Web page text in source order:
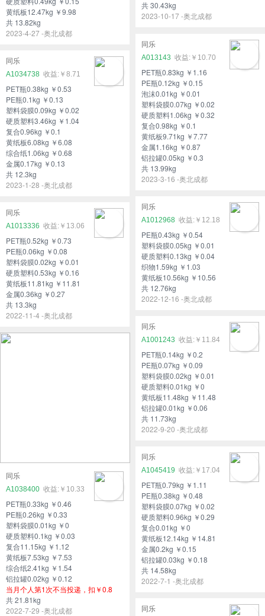
共 30.43kg
2023-10-17 -奥北成都
黄纸板12.47kg ￥9.98
共 13.82kg
2023-4-27 -奥北成都
同乐
A013143
￥10.70
PET瓶0.83kg ￥1.16
PE瓶0.12kg ￥0.15
泡沫0.01kg ￥0.01
塑料袋膜0.07kg ￥0.02
硬质塑料1.06kg ￥0.32
复合0.98kg ￥0.1
黄纸板9.71kg ￥7.77
金属1.16kg ￥0.87
铝拉罐0.05kg ￥0.3
共 13.99kg
2023-3-16 -奥北成都
同乐
A1034738
￥8.71
PET瓶0.38kg ￥0.53
PE瓶0.1kg ￥0.13
塑料袋膜0.09kg ￥0.02
硬质塑料3.46kg ￥1.04
复合0.96kg ￥0.1
黄纸板6.08kg ￥6.08
综合纸1.06kg ￥0.68
金属0.17kg ￥0.13
共 12.3kg
2023-1-28 -奥北成都
同乐
A1012968
￥12.18
PE瓶0.43kg ￥0.54
塑料袋膜0.05kg ￥0.01
硬质塑料0.13kg ￥0.04
织物1.59kg ￥1.03
黄纸板10.56kg ￥10.56
共 12.76kg
2022-12-16 -奥北成都
同乐
A1013336
￥13.06
PET瓶0.52kg ￥0.73
PE瓶0.06kg ￥0.08
塑料袋膜0.02kg ￥0.01
硬质塑料0.53kg ￥0.16
黄纸板11.81kg ￥11.81
金属0.36kg ￥0.27
共 13.3kg
2022-11-4 -奥北成都
同乐
A1001243
￥11.84
PET瓶0.14kg ￥0.2
PE瓶0.07kg ￥0.09
塑料袋膜0.02kg ￥0.01
硬质塑料0.01kg ￥0
黄纸板11.48kg ￥11.48
铝拉罐0.01kg ￥0.06
共 11.73kg
2022-9-20 -奥北成都
同乐
A1038400
￥10.33
PET瓶0.33kg ￥0.46
PE瓶0.26kg ￥0.33
塑料袋膜0.01kg ￥0
硬质塑料0.1kg ￥0.03
复合11.15kg ￥1.12
黄纸板7.53kg ￥7.53
综合纸2.41kg ￥1.54
铝拉罐0.02kg ￥0.12
当月个人第1次不当投递，扣￥0.8
共 21.81kg
2022-7-29 -奥北成都
同乐
A1045419
￥17.04
PET瓶0.79kg ￥1.11
PE瓶0.38kg ￥0.48
塑料袋膜0.07kg ￥0.02
硬质塑料0.96kg ￥0.29
复合0.01kg ￥0
黄纸板12.14kg ￥14.81
金属0.2kg ￥0.15
铝拉罐0.03kg ￥0.18
共 14.58kg
2022-7-1 -奥北成都
同乐